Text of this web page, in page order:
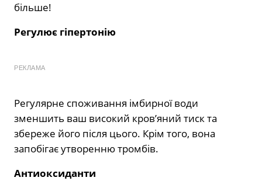
більше!
Регулює гіпертонію
РЕКЛАМА
Регулярне споживання імбирної води
зменшить ваш високий кров’яний тиск та
збереже його після цього. Крім того, вона
запобігає утворенню тромбів.
Антиоксиданти